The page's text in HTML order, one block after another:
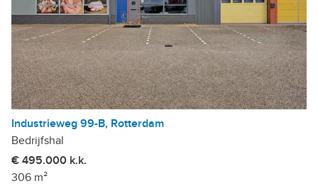
Industrieweg 99-B, Rotterdam
Bedrijfshal
€ 495.000 k.k.
306 m²